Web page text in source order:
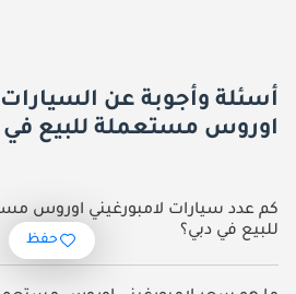
أسئلة وأجوبة عن السيارات
اوروس مستعملة للبيع في
كم عدد سيارات لامبورغيني اوروس
للبيع في دبي؟
82 سيارة لامبورغيني اوروس مستعملة متوفرة للبيع في دبي.
حفظ